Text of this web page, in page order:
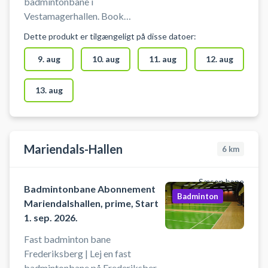
Vestamagerhallen. Book
i Kastrup i badmintonhallen der
ligger i forbindelse med
Vestamager Idrætsanlæg. Du skal
selv medbringe ketcher og bolde.
Der er mulighed for at købe
fjerbolde hos Café Feven i hallen.
garanteres, og afhænger af
Dette produkt er tilgængeligt på disse datoer:
9. aug 10. aug 11. aug 12. aug
13. aug
Mariendals-Hallen 6 km
Sæson bane
Badmintonbane Abonnement
Mariendalshallen, prime, Start
1. sep. 2026.
Fast badminton bane
Frederiksberg | Lej en fast
Badminton